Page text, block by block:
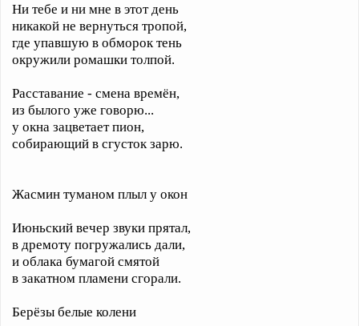
Ни тебе и ни мне в этот день
никакой не вернуться тропой,
где упавшую в обморок тень
окружили ромашки толпой.
Расставание - смена времён,
из былого уже говорю...
у окна зацветает пион,
собирающий в сгусток зарю.
Жасмин туманом плыл у окон
Июньский вечер звуки прятал,
в дремоту погружались дали,
и облака бумагой смятой
в закатном пламени сгорали.
Берёзы белые колени